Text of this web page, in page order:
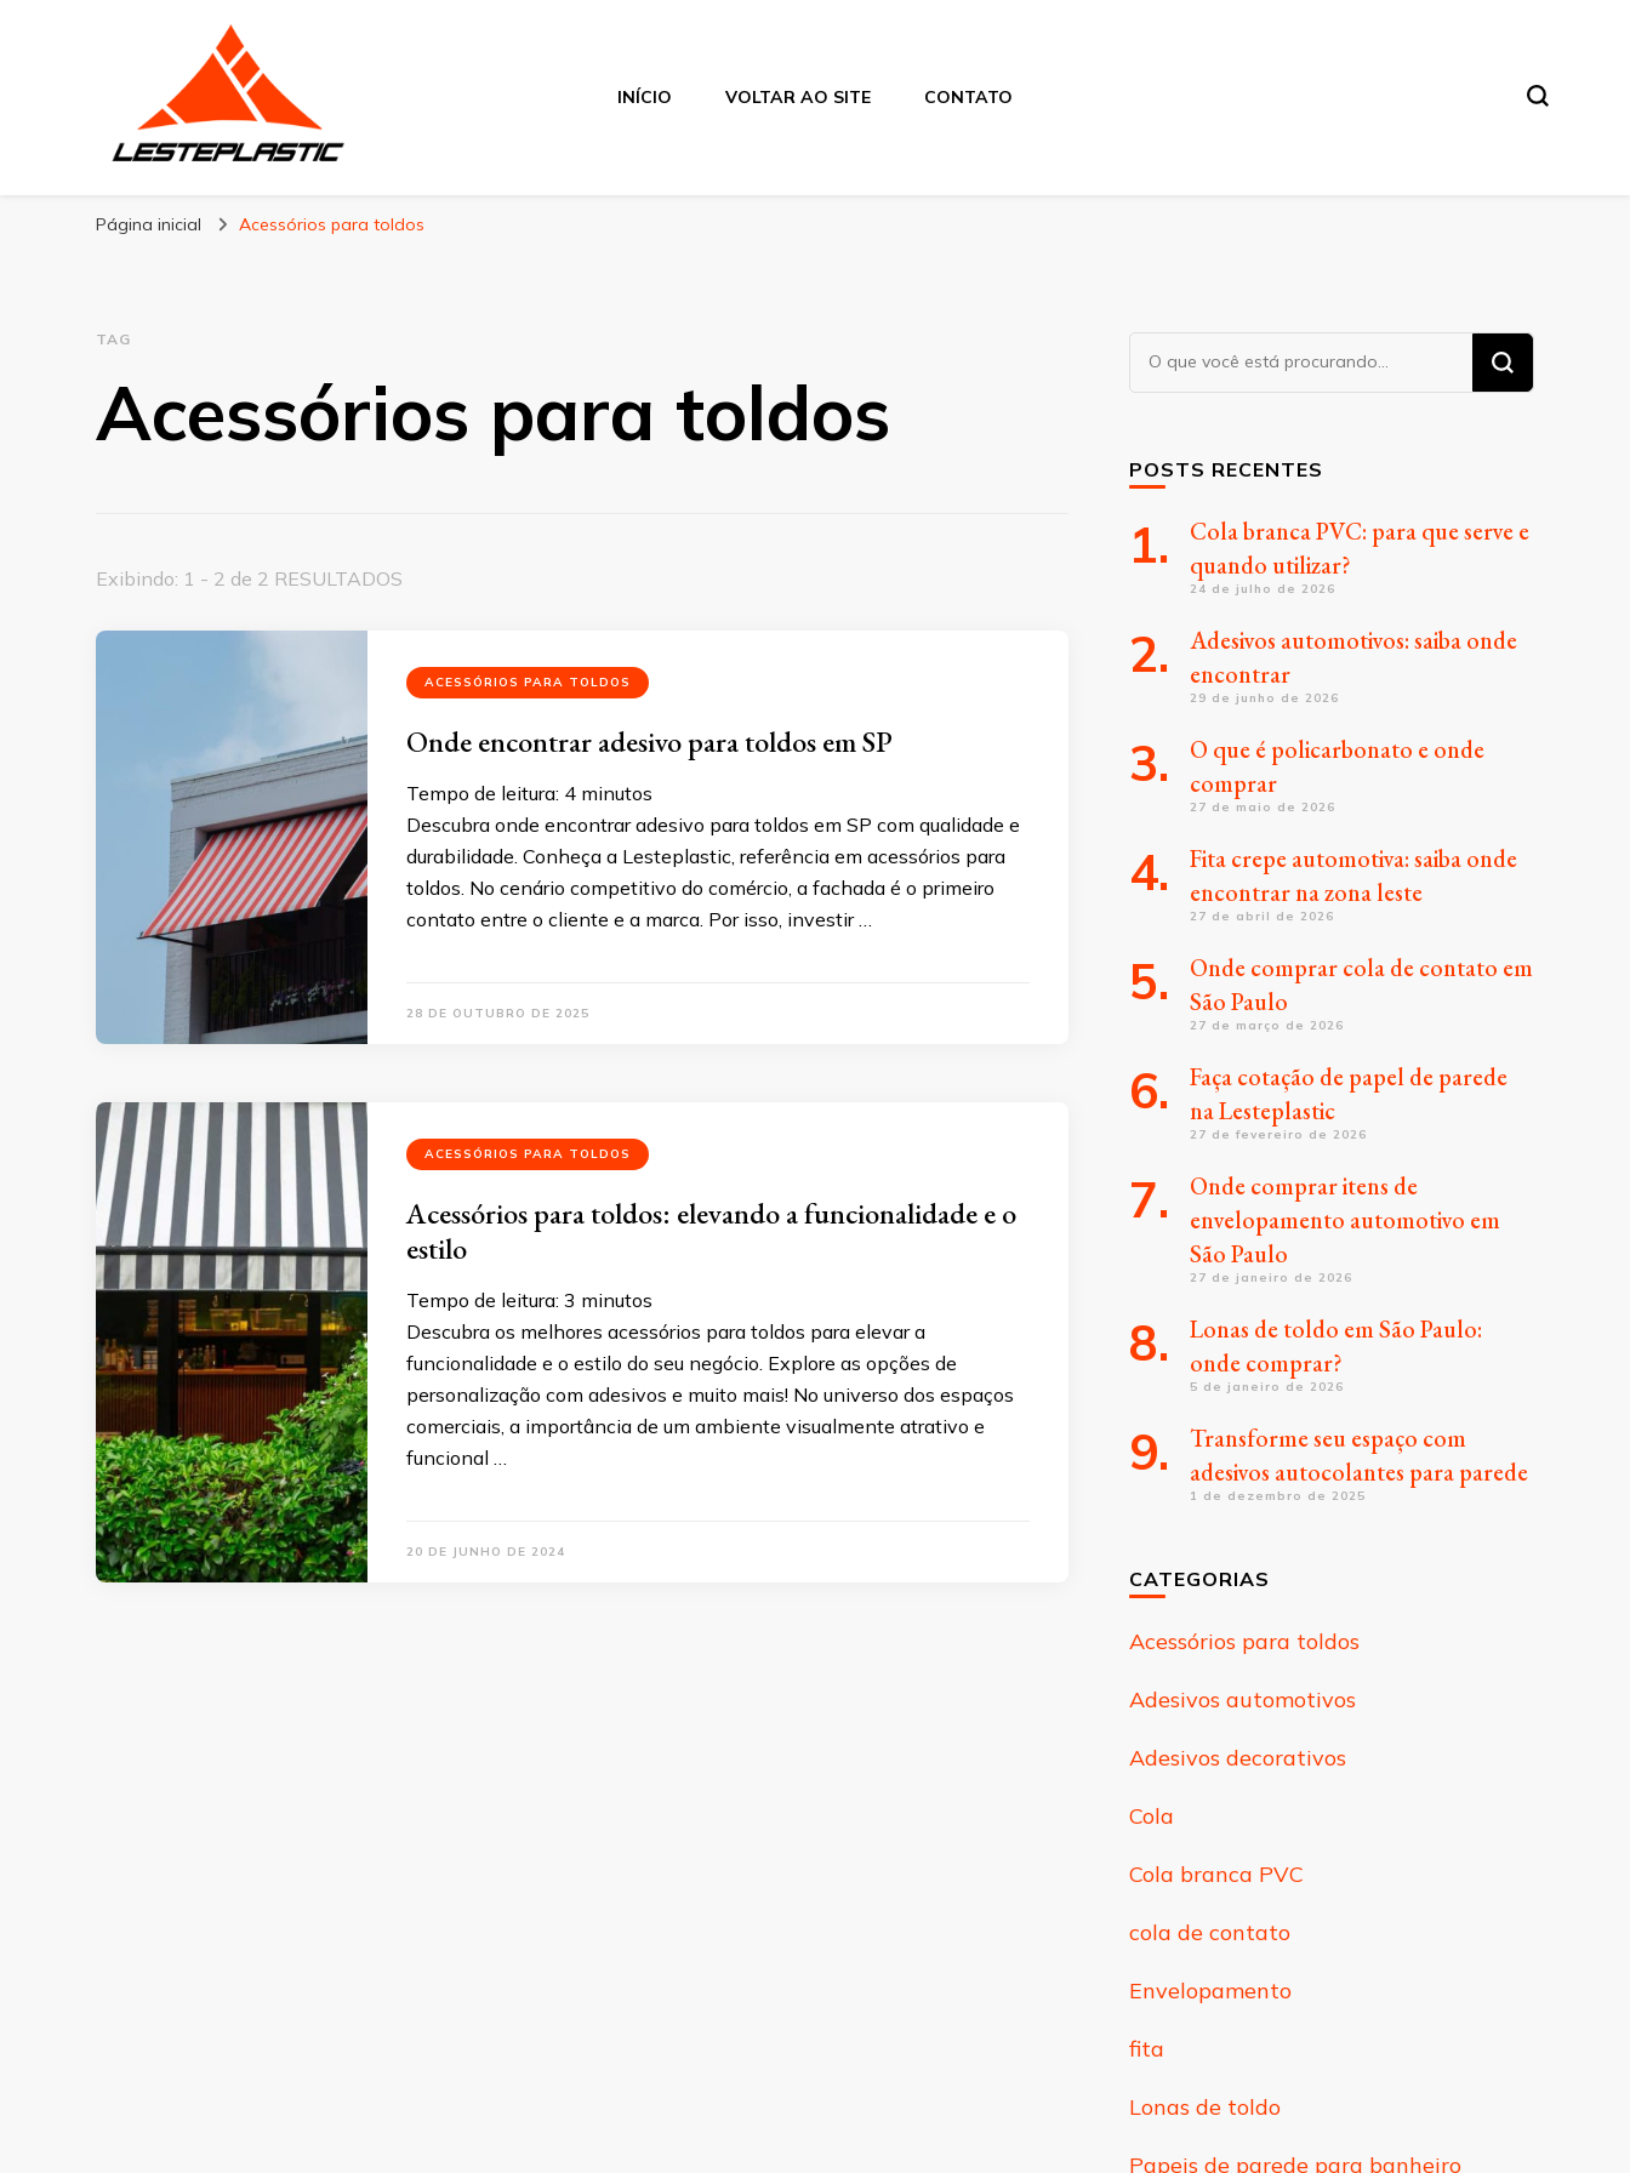
Lesteplastic
INÍCIO VOLTAR AO SITE CONTATO
Página inicial Acessórios para toldos
TAG
Acessórios para toldos
Exibindo: 1 - 2 de 2 RESULTADOS
ACESSÓRIOS PARA TOLDOS
Onde encontrar adesivo para toldos em SP
Tempo de leitura: 4 minutos
Descubra onde encontrar adesivo para toldos em SP com qualidade e
durabilidade. Conheça a Lesteplastic, referência em acessórios para
toldos. No cenário competitivo do comércio, a fachada é o primeiro
contato entre o cliente e a marca. Por isso, investir …
28 DE OUTUBRO DE 2025
ACESSÓRIOS PARA TOLDOS
Acessórios para toldos: elevando a funcionalidade e o
estilo
Tempo de leitura: 3 minutos
Descubra os melhores acessórios para toldos para elevar a
funcionalidade e o estilo do seu negócio. Explore as opções de
personalização com adesivos e muito mais! No universo dos espaços
comerciais, a importância de um ambiente visualmente atrativo e
funcional …
20 DE JUNHO DE 2024
Procurando
algo?
POSTS RECENTES
Cola branca PVC: para que serve e
quando utilizar?
24 de julho de 2026
Adesivos automotivos: saiba onde
encontrar
29 de junho de 2026
O que é policarbonato e onde
comprar
27 de maio de 2026
Fita crepe automotiva: saiba onde
encontrar na zona leste
27 de abril de 2026
Onde comprar cola de contato em
São Paulo
27 de março de 2026
Faça cotação de papel de parede
na Lesteplastic
27 de fevereiro de 2026
Onde comprar itens de
envelopamento automotivo em
São Paulo
27 de janeiro de 2026
Lonas de toldo em São Paulo:
onde comprar?
5 de janeiro de 2026
Transforme seu espaço com
adesivos autocolantes para parede
1 de dezembro de 2025
CATEGORIAS
Acessórios para toldos
Adesivos automotivos
Adesivos decorativos
Cola
Cola branca PVC
cola de contato
Envelopamento
fita
Lonas de toldo
Papeis de parede para banheiro